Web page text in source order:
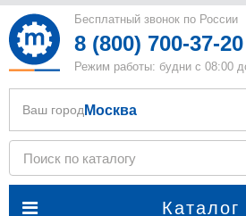
Бесплатный звонок по России
8 (800) 700-37-20
Режим работы: будни с 08:00
Каталог
Ваш город Москва